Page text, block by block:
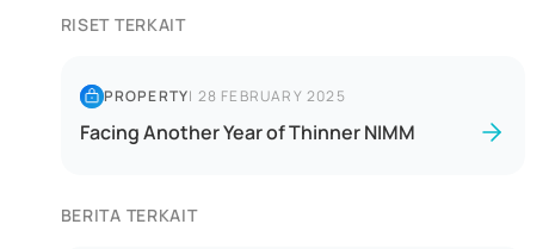
RISET TERKAIT
PROPERTY| 28 FEBRUARY 2025
Facing Another Year of Thinner NIMM
BERITA TERKAIT